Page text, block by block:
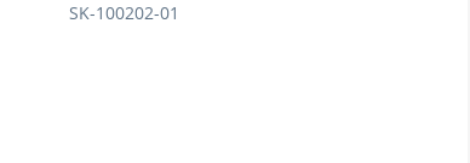
SK-100202-01